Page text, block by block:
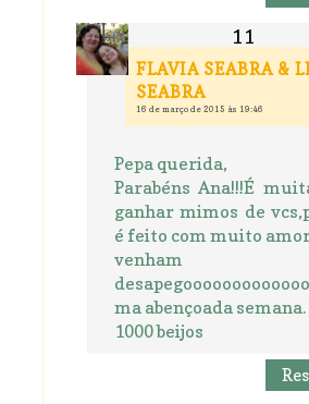
FLAVIA SEABRA &
SEABRA
16 de março de 2015 às 19:46
Pepa querida,
Parabéns Ana!!!É
ganhar mimos de
é feito com muito
venham
ma abençoada semana.
1000 beijos